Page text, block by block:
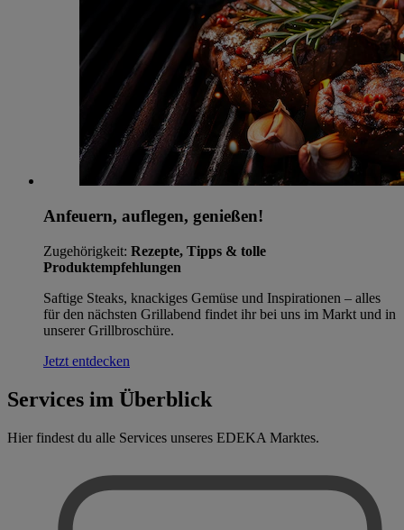
Anfeuern, auflegen, genießen!
Zugehörigkeit: Rezepte, Tipps & tolle
Produktempfehlungen
Saftige Steaks, knackiges Gemüse und Inspirationen – alles
für den nächsten Grillabend findet ihr bei uns im Markt und in
unserer Grillbroschüre.
Jetzt entdecken
Services im Überblick
Hier findest du alle Services unseres EDEKA Marktes.